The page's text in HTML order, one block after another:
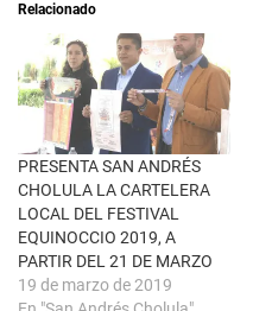
b
e
e
n
u
n
a
v
e
n
t
a
n
a
n
u
v
a
e
n
F
a
c
e
b
o
o
k
(
S
e
a
b
r
e
e
n
Relacionado
PRESENTA SAN ANDRÉS
CHOLULA LA CARTELERA
LOCAL DEL FESTIVAL
EQUINOCCIO 2019, A
PARTIR DEL 21 DE MARZO
19 de marzo de 2019